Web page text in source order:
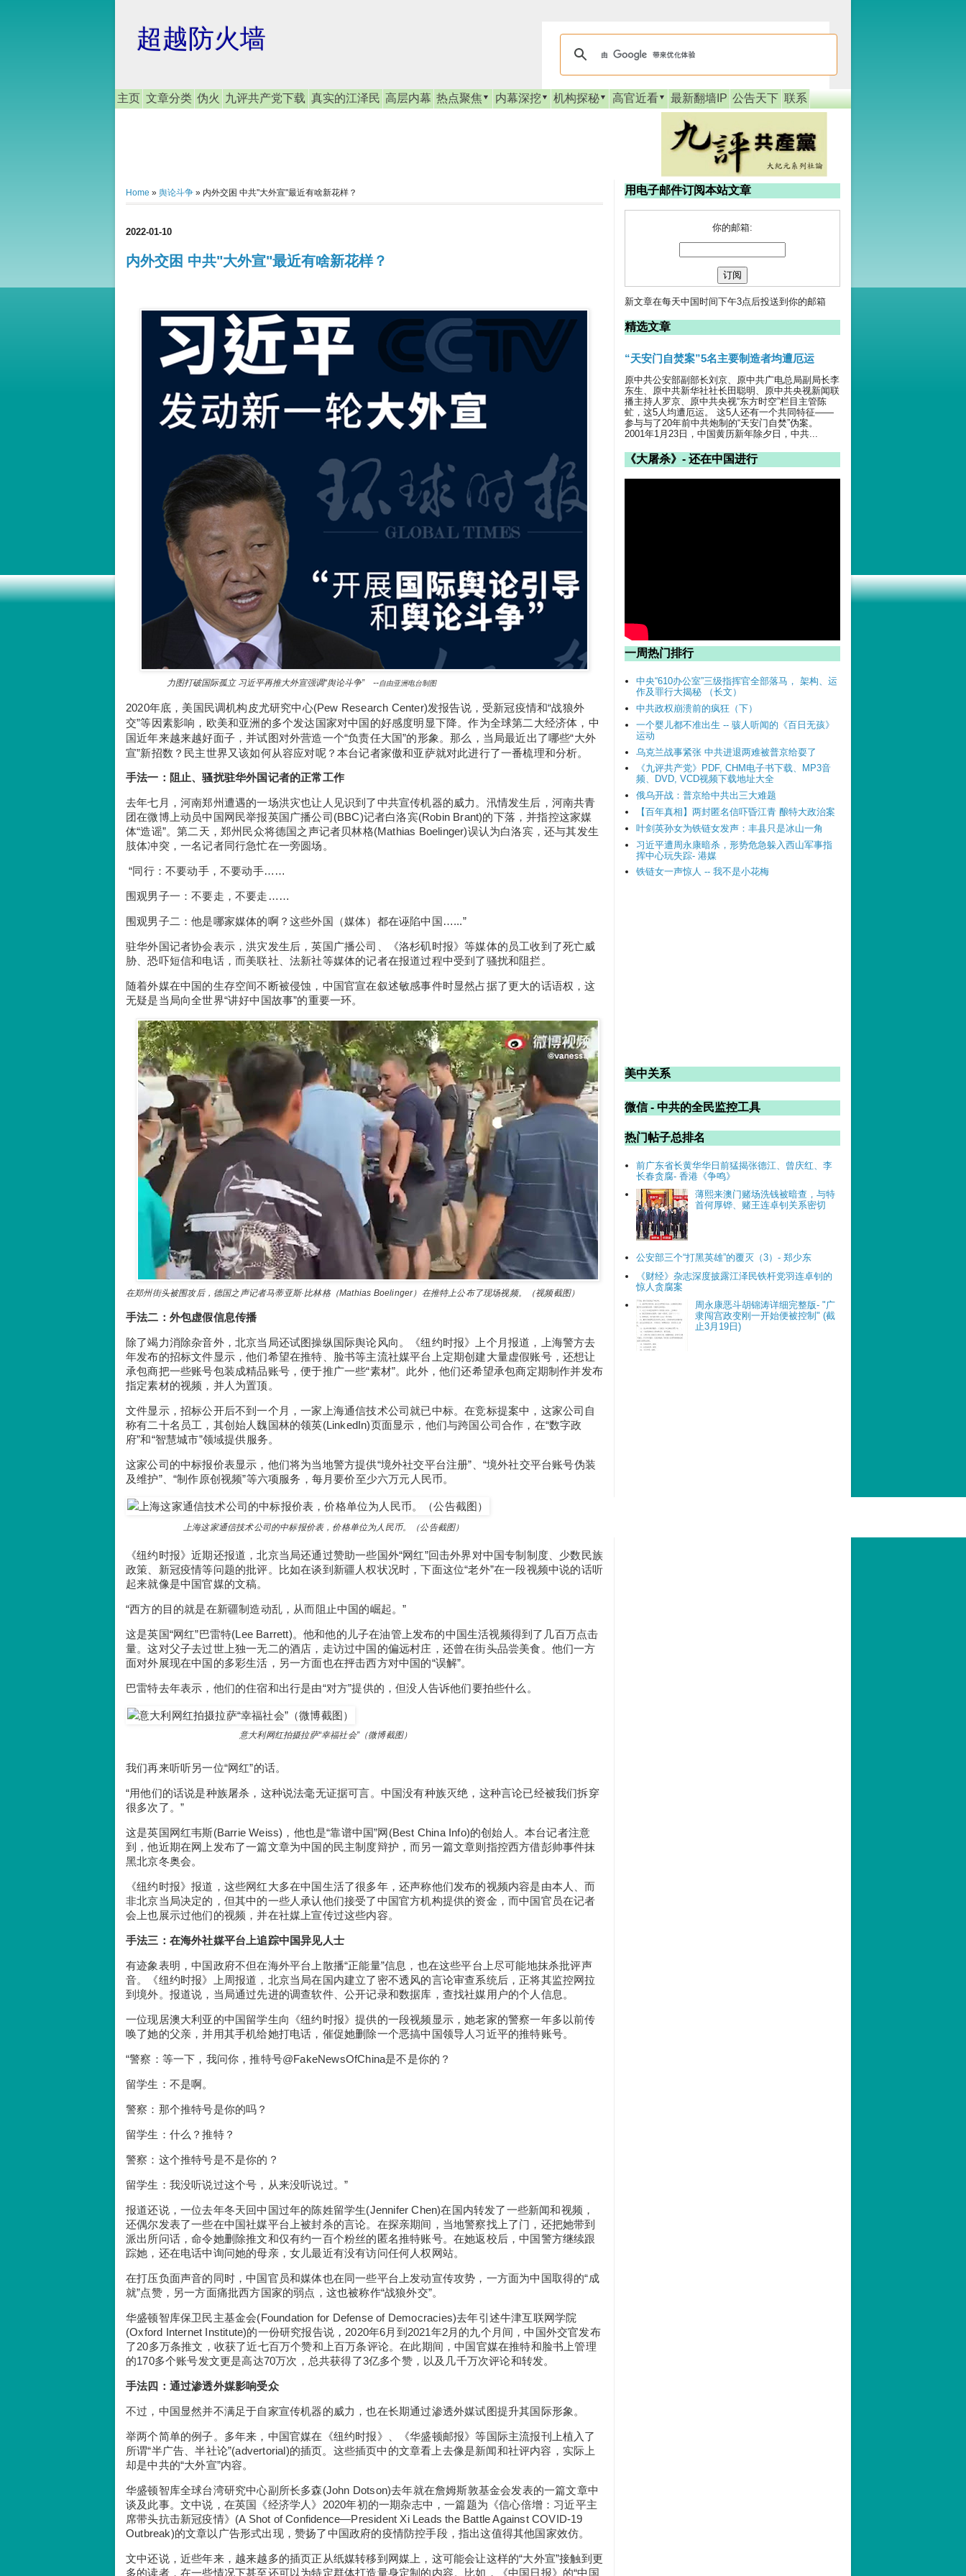
超越防火墙
主页 文章分类 伪火 九评共产党下载 真实的江泽民 高层内幕 热点聚焦 内幕深挖 机构探秘 高官近看 最新翻墙IP 公告天下 联系
Home » 舆论斗争 » 内外交困 中共"大外宣"最近有啥新花样？
2022-01-10
内外交困 中共"大外宣"最近有啥新花样？
力图打破国际孤立 习近平再推大外宣强调“舆论斗争” --自由亚洲电台制图
2020年底，美国民调机构皮尤研究中心(Pew Research Center)发报告说，受新冠疫情和“战狼外
交”等因素影响，欧美和亚洲的多个发达国家对中国的好感度明显下降。作为全球第二大经济体，中
国近年来越来越好面子，并试图对外营造一个“负责任大国”的形象。那么，当局最近出了哪些“大外
宣”新招数？民主世界又该如何从容应对呢？本台记者家傲和亚萨就对此进行了一番梳理和分析。
手法一： 阻止、骚扰驻华外国记者的正常工作
去年七月，河南郑州遭遇的一场洪灾也让人见识到了中共宣传机器的威力。汛情发生后，河南共青
团在微博上动员中国网民举报英国广播公司(BBC)记者白洛宾(Robin Brant)的下落，并指控这家媒
体“造谣”。第二天，郑州民众将德国之声记者贝林格(Mathias Boelinger)误认为白洛宾，还与其发生
肢体冲突，一名记者同行急忙在一旁圆场。
“同行：不要动手，不要动手……
围观男子一：不要走，不要走……
围观男子二：他是哪家媒体的啊？这些外国（媒体）都在诬陷中国…...”
驻华外国记者协会表示，洪灾发生后，英国广播公司、《洛杉矶时报》等媒体的员工收到了死亡威
胁、恐吓短信和电话，而美联社、法新社等媒体的记者在报道过程中受到了骚扰和阻拦。
随着外媒在中国的生存空间不断被侵蚀，中国官宣在叙述敏感事件时显然占据了更大的话语权，这
无疑是当局向全世界“讲好中国故事”的重要一环。
在郑州街头被围攻后，德国之声记者马蒂亚斯·比林格（Mathias Boelinger）在推特上公布了现场视频。（视频截图）
手法二：外包虚假信息传播
除了竭力消除杂音外，北京当局还试图操纵国际舆论风向。《纽约时报》上个月报道，上海警方去
年发布的招标文件显示，他们希望在推特、脸书等主流社媒平台上定期创建大量虚假账号，还想让
承包商把一些账号包装成精品账号，便于推广一些“素材”。此外，他们还希望承包商定期制作并发布
指定素材的视频，并人为置顶。
文件显示，招标公开后不到一个月，一家上海通信技术公司就已中标。在竞标提案中，这家公司自
称有二十名员工，其创始人魏国林的领英(LinkedIn)页面显示，他们与跨国公司合作，在“数字政
府”和“智慧城市”领域提供服务。
这家公司的中标报价表显示，他们将为当地警方提供“境外社交平台注册”、“境外社交平台账号伪装
及维护”、“制作原创视频”等六项服务，每月要价至少六万元人民币。
上海这家通信技术公司的中标报价表，价格单位为人民币。（公告截图）
《纽约时报》近期还报道，北京当局还通过赞助一些国外“网红”回击外界对中国专制制度、少数民族
政策、新冠疫情等问题的批评。比如在谈到新疆人权状况时，下面这位“老外”在一段视频中说的话听
起来就像是中国官媒的文稿。
“西方的目的就是在新疆制造动乱，从而阻止中国的崛起。”
这是英国“网红”巴雷特(Lee Barrett)。他和他的儿子在油管上发布的中国生活视频得到了几百万点击
量。这对父子去过世上独一无二的酒店，走访过中国的偏远村庄，还曾在街头品尝美食。他们一方
面对外展现在中国的多彩生活，另一方面也在抨击西方对中国的“误解”。
巴雷特去年表示，他们的住宿和出行是由“对方”提供的，但没人告诉他们要拍些什么。
意大利网红拍摄拉萨“幸福社会”（微博截图）
我们再来听听另一位“网红”的话。
“用他们的话说是种族屠杀，这种说法毫无证据可言。中国没有种族灭绝，这种言论已经被我们拆穿
很多次了。”
这是英国网红韦斯(Barrie Weiss)，他也是“靠谱中国”网(Best China Info)的创始人。本台记者注意
到，他近期在网上发布了一篇文章为中国的民主制度辩护，而另一篇文章则指控西方借彭帅事件抹
黑北京冬奥会。
《纽约时报》报道，这些网红大多在中国生活了很多年，还声称他们发布的视频内容是由本人、而
非北京当局决定的，但其中的一些人承认他们接受了中国官方机构提供的资金，而中国官员在记者
会上也展示过他们的视频，并在社媒上宣传过这些内容。
手法三：在海外社媒平台上追踪中国异见人士
有迹象表明，中国政府不但在海外平台上散播“正能量”信息，也在这些平台上尽可能地抹杀批评声
音。《纽约时报》上周报道，北京当局在国内建立了密不透风的言论审查系统后，正将其监控网拉
到境外。报道说，当局通过先进的调查软件、公开记录和数据库，查找社媒用户的个人信息。
一位现居澳大利亚的中国留学生向《纽约时报》提供的一段视频显示，她老家的警察一年多以前传
唤了她的父亲，并用其手机给她打电话，催促她删除一个恶搞中国领导人习近平的推特账号。
“警察：等一下，我问你，推特号@FakeNewsOfChina是不是你的？
留学生：不是啊。
警察：那个推特号是你的吗？
留学生：什么？推特？
警察：这个推特号是不是你的？
留学生：我没听说过这个号，从来没听说过。”
报道还说，一位去年冬天回中国过年的陈姓留学生(Jennifer Chen)在国内转发了一些新闻和视频，
还偶尔发表了一些在中国社媒平台上被封杀的言论。在探亲期间，当地警察找上了门，还把她带到
派出所问话，命令她删除推文和仅有约一百个粉丝的匿名推特账号。在她返校后，中国警方继续跟
踪她，还在电话中询问她的母亲，女儿最近有没有访问任何人权网站。
在打压负面声音的同时，中国官员和媒体也在同一些平台上发动宣传攻势，一方面为中国取得的“成
就”点赞，另一方面痛批西方国家的弱点，这也被称作“战狼外交”。
华盛顿智库保卫民主基金会(Foundation for Defense of Democracies)去年引述牛津互联网学院
(Oxford Internet Institute)的一份研究报告说，2020年6月到2021年2月的九个月间，中国外交官发布
了20多万条推文，收获了近七百万个赞和上百万条评论。在此期间，中国官媒在推特和脸书上管理
的170多个账号发文更是高达70万次，总共获得了3亿多个赞，以及几千万次评论和转发。
手法四：通过渗透外媒影响受众
不过，中国显然并不满足于自家宣传机器的威力，也在长期通过渗透外媒试图提升其国际形象。
举两个简单的例子。多年来，中国官媒在《纽约时报》、《华盛顿邮报》等国际主流报刊上植入了
所谓“半广告、半社论”(advertorial)的插页。这些插页中的文章看上去像是新闻和社评内容，实际上
却是中共的“大外宣”内容。
华盛顿智库全球台湾研究中心副所长多森(John Dotson)去年就在詹姆斯敦基金会发表的一篇文章中
谈及此事。文中说，在英国《经济学人》2020年初的一期杂志中，一篇题为《信心倍增：习近平主
席带头抗击新冠疫情》(A Shot of Confidence—President Xi Leads the Battle Against COVID-19
Outbreak)的文章以广告形式出现，赞扬了中国政府的疫情防控手段，指出这值得其他国家效仿。
文中还说，近些年来，越来越多的插页正从纸媒转移到网媒上，这可能会让这样的“大外宣”接触到更
多的读者，在一些情况下甚至还可以为特定群体打造量身定制的内容。比如，《中国日报》的“中国
用电子邮件订阅本站文章
你的邮箱:
新文章在每天中国时间下午3点后投送到你的邮箱
精选文章
“天安门自焚案”5名主要制造者均遭厄运
原中共公安部副部长刘京、原中共广电总局副局长李
东生、原中共新华社社长田聪明、原中共央视新闻联
播主持人罗京、原中共央视“东方时空”栏目主管陈
虻，这5人均遭厄运。 这5人还有一个共同特征——
参与与了20年前中共炮制的“天安门自焚”伪案。
2001年1月23日，中国黄历新年除夕日，中共...
《大屠杀》- 还在中国进行
一周热门排行
中央“610办公室”三级指挥官全部落马， 架构、运
作及罪行大揭秘 （长文）
中共政权崩溃前的疯狂（下）
一个婴儿都不准出生 -- 骇人听闻的《百日无孩》
运动
乌克兰战事紧张 中共进退两难被普京给耍了
《九评共产党》PDF, CHM电子书下载、MP3音
频、DVD, VCD视频下载地址大全
俄乌开战：普京给中共出三大难题
【百年真相】两封匿名信吓昏江青 酿特大政治案
叶剑英孙女为铁链女发声：丰县只是冰山一角
习近平遭周永康暗杀，形势危急躲入西山军事指
挥中心玩失踪- 港媒
铁链女一声惊人 -- 我不是小花梅
美中关系
微信 - 中共的全民监控工具
热门帖子总排名
前广东省长黄华华日前猛揭张德江、曾庆红、李
长春贪腐- 香港《争鸣》
薄熙来澳门赌场洗钱被暗查，与特
首何厚铧、赌王连卓钊关系密切
公安部三个“打黑英雄”的覆灭（3）- 郑少东
《财经》杂志深度披露江泽民铁杆党羽连卓钊的
惊人贪腐案
周永康恶斗胡锦涛详细完整版- "广
隶闯宫政变刚一开始便被控制" (截
止3月19日)